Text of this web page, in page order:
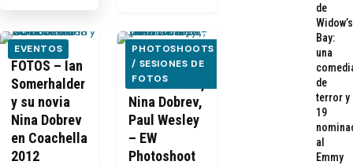
EVENTOS
FOTOS – Ian
Somerhalder
y su novia
Nina Dobrev
en Coachella
2012
PHOTOSHOOTS
/ SESIONES DE
FOTOS
Ian
Somerhalder,
Nina Dobrev,
Paul Wesley
– EW
Photoshoot
de
Widow’s
Bay:
una
de
terror y
19
al
Emmy